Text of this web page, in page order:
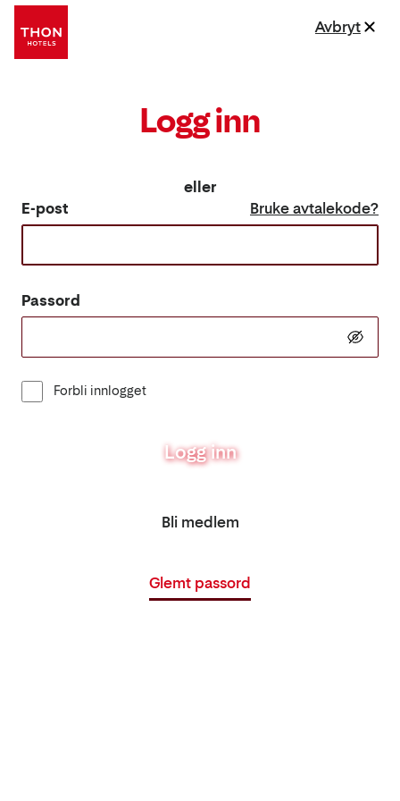
Logg inn
eller
E-post
Bruke avtalekode?
Passord
Forbli innlogget
Logg inn
Bli medlem
Glemt passord
Avbryt